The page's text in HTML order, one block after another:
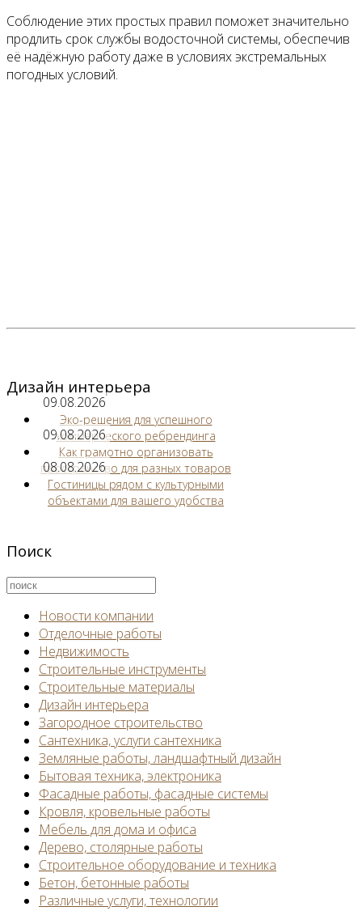
Соблюдение этих простых правил поможет значительно
продлить срок службы водосточной системы, обеспечив
её надёжную работу даже в условиях экстремальных
погодных условий.
Дизайн интерьера
09.08.2026
Эко-решения для успешного
коммерческого ребрендинга
09.08.2026
Как грамотно организовать
пространство для разных товаров
08.08.2026
Гостиницы рядом с культурными
объектами для вашего удобства
Поиск
Новости компании
Отделочные работы
Недвижимость
Строительные инструменты
Строительные материалы
Дизайн интерьера
Загородное строительство
Сантехника, услуги сантехника
Земляные работы, ландшафтный дизайн
Бытовая техника, электроника
Фасадные работы, фасадные системы
Кровля, кровельные работы
Мебель для дома и офиса
Дерево, столярные работы
Строительное оборудование и техника
Бетон, бетонные работы
Различные услуги, технологии